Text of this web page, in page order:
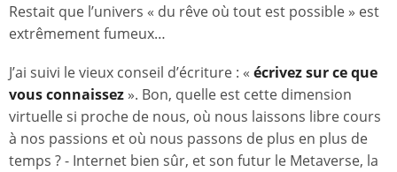
Restait que l’univers « du rêve où tout est possible » est
extrêmement fumeux…
J’ai suivi le vieux conseil d’écriture : « écrivez sur ce que
vous connaissez ». Bon, quelle est cette dimension
virtuelle si proche de nous, où nous laissons libre cours
à nos passions et où nous passons de plus en plus de
temps ? - Internet bien sûr, et son futur le Metaverse, la